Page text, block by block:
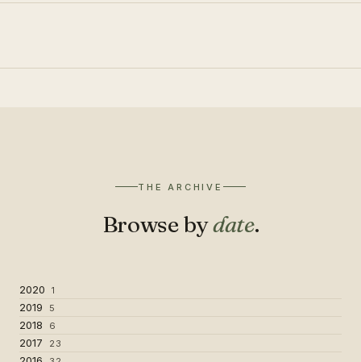
THE ARCHIVE
Browse bydate.
2020 1
2019 5
2018 6
2017 23